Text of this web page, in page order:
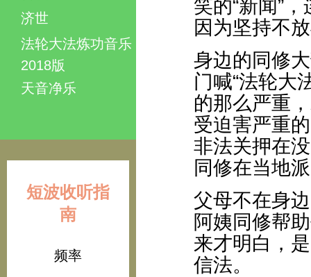
济世
法轮大法炼功音乐
2018版
天音净乐
短波收听指
南
频率
笑的“新闻”
因为坚持不
身边的同修
门喊“法轮大
的那么严重
受迫害严重
非法关押在
同修在当地
父母不在身
阿姨同修帮
来才明白，
信法。